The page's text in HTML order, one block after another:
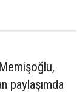
paylaşımda